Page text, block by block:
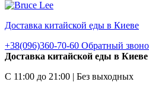
Доставка китайской еды в Киеве
+38(096)360-70-60 Обратный
Доставка китайской еды в Киеве
С 11:00 до 21:00 | Без выходных